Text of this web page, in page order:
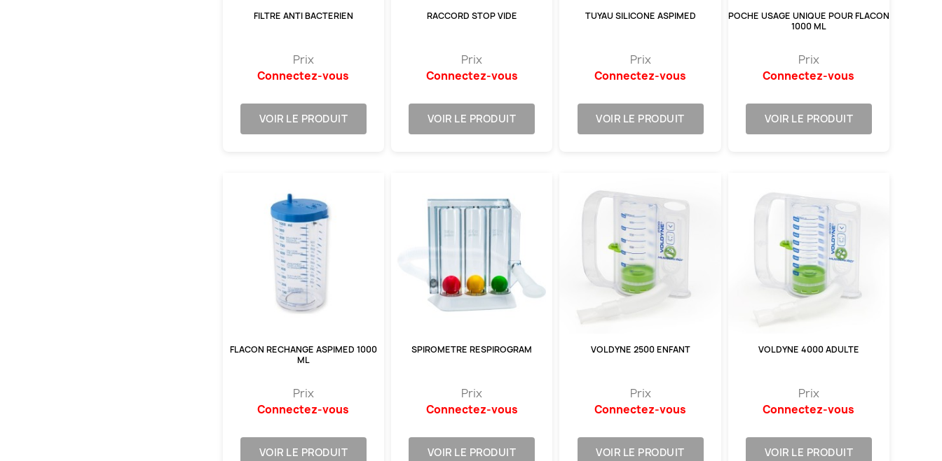
FILTRE ANTI BACTERIEN
Prix
Connectez-vous
VOIR LE PRODUIT
RACCORD STOP VIDE
Prix
Connectez-vous
VOIR LE PRODUIT
TUYAU SILICONE ASPIMED
Prix
Connectez-vous
VOIR LE PRODUIT
POCHE USAGE UNIQUE POUR FLACON
1000 ML
Prix
Connectez-vous
VOIR LE PRODUIT
FLACON RECHANGE ASPIMED 1000
ML
Prix
Connectez-vous
VOIR LE PRODUIT
SPIROMETRE RESPIROGRAM
Prix
Connectez-vous
VOIR LE PRODUIT
VOLDYNE 2500 ENFANT
Prix
Connectez-vous
VOIR LE PRODUIT
VOLDYNE 4000 ADULTE
Prix
Connectez-vous
VOIR LE PRODUIT